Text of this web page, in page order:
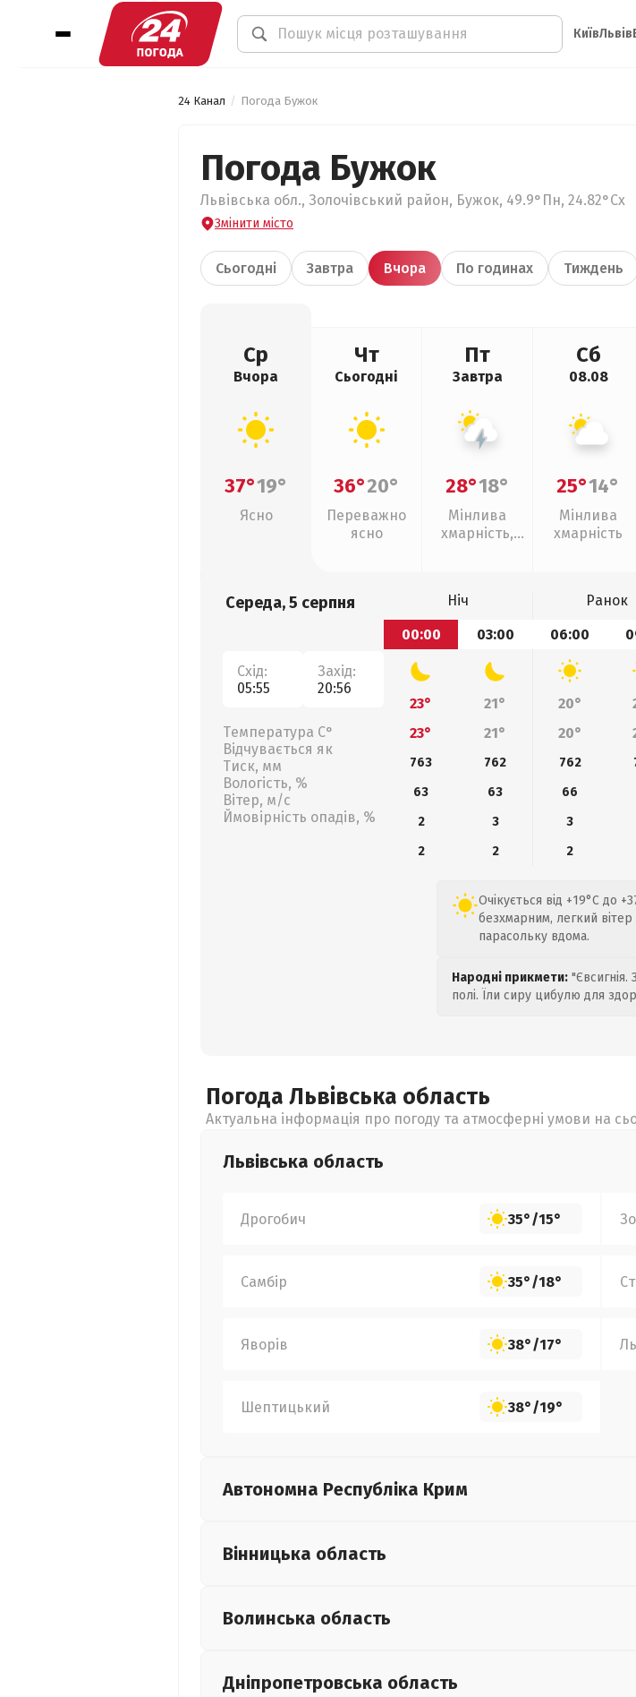
КиївЛьвів
24 Канал Погода Бужок
Погода Бужок
Львівська обл., Золочівський район, Бужок, 49.9°Пн, 24.82°Сх
Змінити місто
Сьогодні Завтра Вчора По годинах Тиждень
Ср
Вчора
37°19°
Ясно
Чт
Сьогодні
36°20°
Переважно
ясно
Пт
Завтра
28°18°
Мінлива
хмарність,
Сб
08.08
25°14°
Мінлива
хмарність
Середа, 5 серпня
Схід:
05:55
Захід:
20:56
Температура С°
Відчувається як
Тиск, мм
Вологість, %
Вітер, м/с
Ймовірність опадів, %
Ніч Ранок
00:00
03:00 06:00
23° 21° 20°
23°
21° 20°
763 762 762
63
63 66
2
3 3
2
2 2
Очікується від +19°C до
безхмарним, легкий
парасольку вдома.
Народні прикмети:
полі. Їли сиру цибулю для
Погода Львівська область
Актуальна інформація про погоду та атмосферні умови на
Львівська область
Дрогобич 35°/15°
Самбір 35°/18°
Яворів 38°/17°
Шептицький 38°/19°
Автономна Республіка Крим
Вінницька область
Волинська область
Дніпропетровська область